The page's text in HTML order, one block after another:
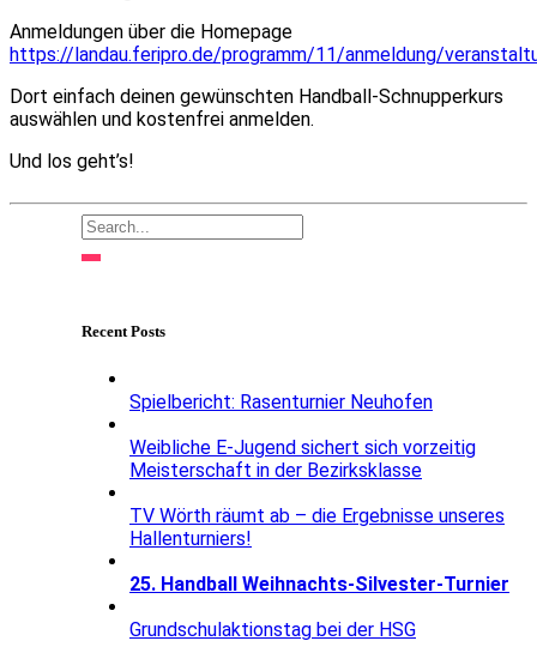
Anmeldungen über die Homepage
https://landau.feripro.de/programm/11/anmeldung/
Dort einfach deinen gewünschten Handball-Schnupperkurs
auswählen und kostenfrei anmelden.
Und los geht’s!
Recent Posts
Spielbericht: Rasenturnier Neuhofen
Weibliche E-Jugend sichert sich vorzeitig
Meisterschaft in der Bezirksklasse
TV Wörth räumt ab – die Ergebnisse unseres
Hallenturniers!
25. Handball Weihnachts-Silvester-Turnier
Grundschulaktionstag bei der HSG